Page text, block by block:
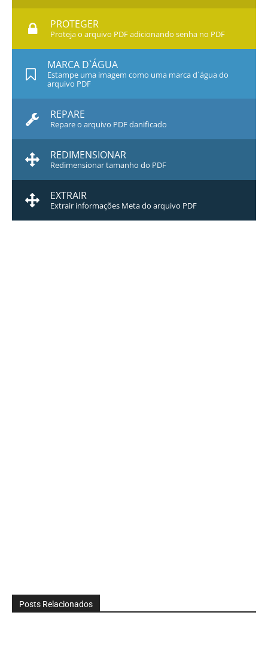
PROTEGER
Proteja o arquivo PDF adicionando senha no PDF
MARCA D`ÁGUA
Estampe uma imagem como uma marca d`água do
arquivo PDF
REPARE
Repare o arquivo PDF danificado
REDIMENSIONAR
Redimensionar tamanho do PDF
EXTRAIR
Extrair informações Meta do arquivo PDF
Posts Relacionados